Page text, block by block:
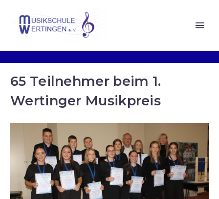
65 Teilnehmer beim 1.
Wertinger Musikpreis